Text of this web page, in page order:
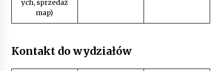
ych, sprzedaż
map)
Kontakt do wydziałów